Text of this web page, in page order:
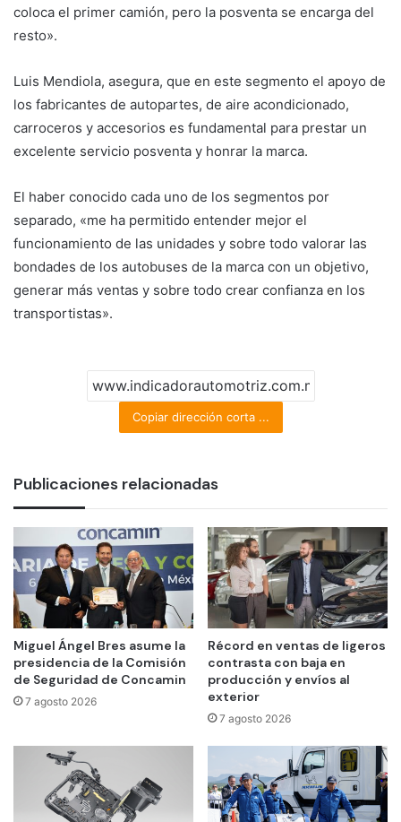
coloca el primer camión, pero la posventa se encarga del
resto».
Luis Mendiola, asegura, que en este segmento el apoyo de
los fabricantes de autopartes, de aire acondicionado,
carroceros y accesorios es fundamental para prestar un
excelente servicio posventa y honrar la marca.
El haber conocido cada uno de los segmentos por
separado, «me ha permitido entender mejor el
funcionamiento de las unidades y sobre todo valorar las
bondades de los autobuses de la marca con un objetivo,
generar más ventas y sobre todo crear confianza en los
transportistas».
Copiar dirección corta ...
Publicaciones relacionadas
Miguel Ángel Bres asume la
presidencia de la Comisión
de Seguridad de Concamin
7 agosto 2026
Récord en ventas de ligeros
contrasta con baja en
producción y envíos al
exterior
7 agosto 2026